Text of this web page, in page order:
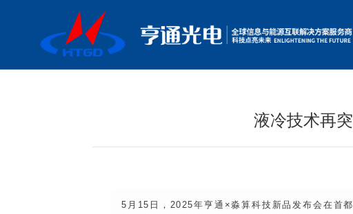
液冷技术再
5月15日，2025年亨通×淼算科技新品发布会在首都